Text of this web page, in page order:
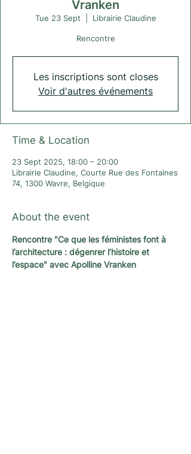
Vranken
Tue 23 Sept Librairie Claudine
Rencontre
Les inscriptions sont closes
Voir d'autres événements
Time & Location
23 Sept 2025, 18:00 – 20:00
Librairie Claudine, Courte Rue des Fontaines
74, 1300 Wavre, Belgique
About the event
Rencontre "Ce que les féministes font à
l’architecture : dégenrer l’histoire et
l’espace" avec Apolline Vranken